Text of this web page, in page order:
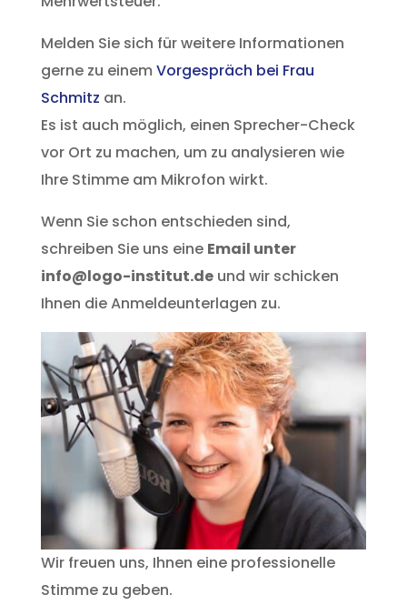
Melden Sie sich für weitere Informationen
gerne zu einem Vorgespräch bei Frau
Schmitz an.
Es ist auch möglich, einen Sprecher-Check
vor Ort zu machen, um zu analysieren wie
Ihre Stimme am Mikrofon wirkt.
Wenn Sie schon entschieden sind,
schreiben Sie uns eine Email unter
info@logo-institut.deund wir schicken
Ihnen die Anmeldeunterlagen zu.
Wir freuen uns, Ihnen eine professionelle
Stimme zu geben.